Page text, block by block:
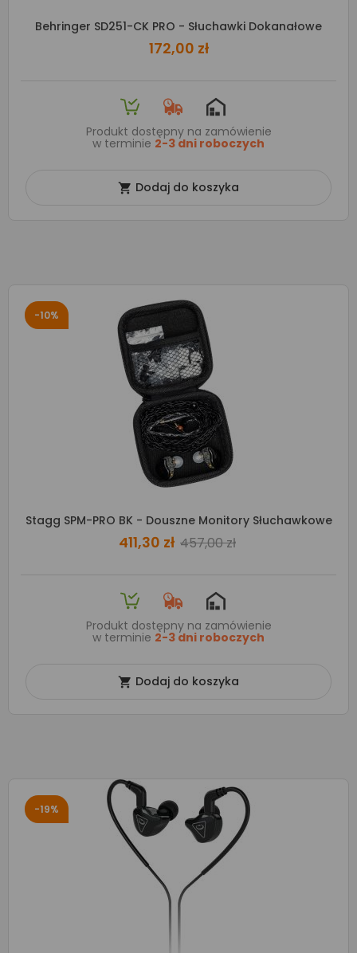
Behringer SD251-CK PRO - Słuchawki Dokanałowe
172,00 zł
Produkt dostępny na zamówienie
w terminie 2-3 dni roboczych
 Dodaj do koszyka
-10%
Stagg SPM-PRO BK - Douszne Monitory Słuchawkowe
411,30 zł 457,00 zł
Produkt dostępny na zamówienie
w terminie 2-3 dni roboczych
 Dodaj do koszyka
-19%